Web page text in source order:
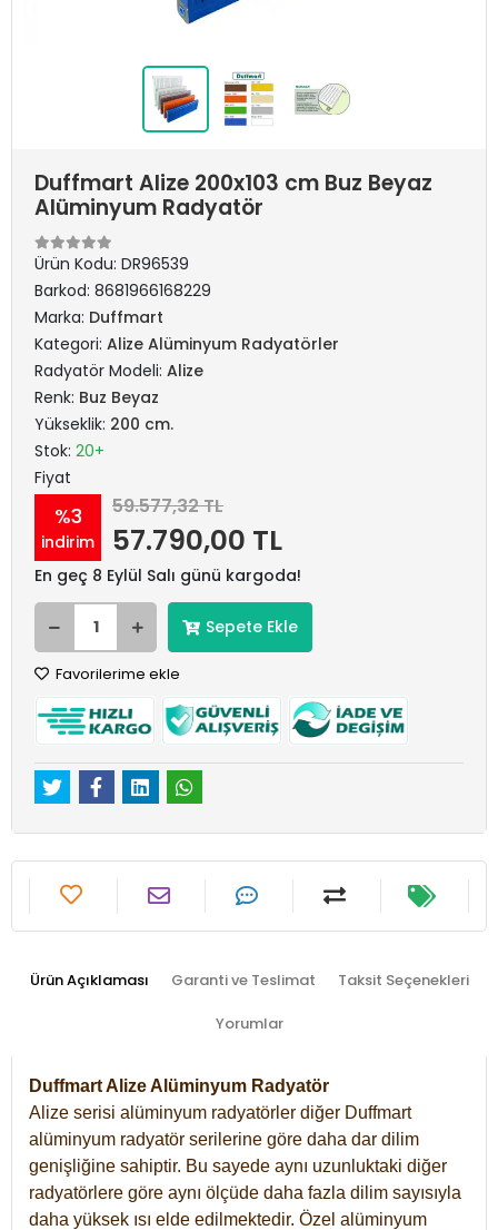
Duffmart Alize 200x103 cm Buz Beyaz
Alüminyum Radyatör
Ürün Kodu: DR96539
Barkod: 8681966168229
Marka: Duffmart
Kategori: Alize Alüminyum Radyatörler
Radyatör Modeli: Alize
Renk: Buz Beyaz
Yükseklik: 200 cm.
Stok: 20+
Fiyat
%3
indirim
59.577,32 TL
57.790,00 TL
En geç 8 Eylül Salı günü kargoda!
Sepete Ekle
Favorilerime ekle
Ürün Açıklaması Garanti ve Teslimat Taksit Seçenekleri
Yorumlar
Duffmart Alize Alüminyum Radyatör
Alize serisi alüminyum radyatörler diğer Duffmart
alüminyum radyatör serilerine göre daha dar dilim
genişliğine sahiptir. Bu sayede aynı uzunluktaki diğer
radyatörlere göre aynı ölçüde daha fazla dilim sayısıyla
daha yüksek ısı elde edilmektedir. Özel alüminyum